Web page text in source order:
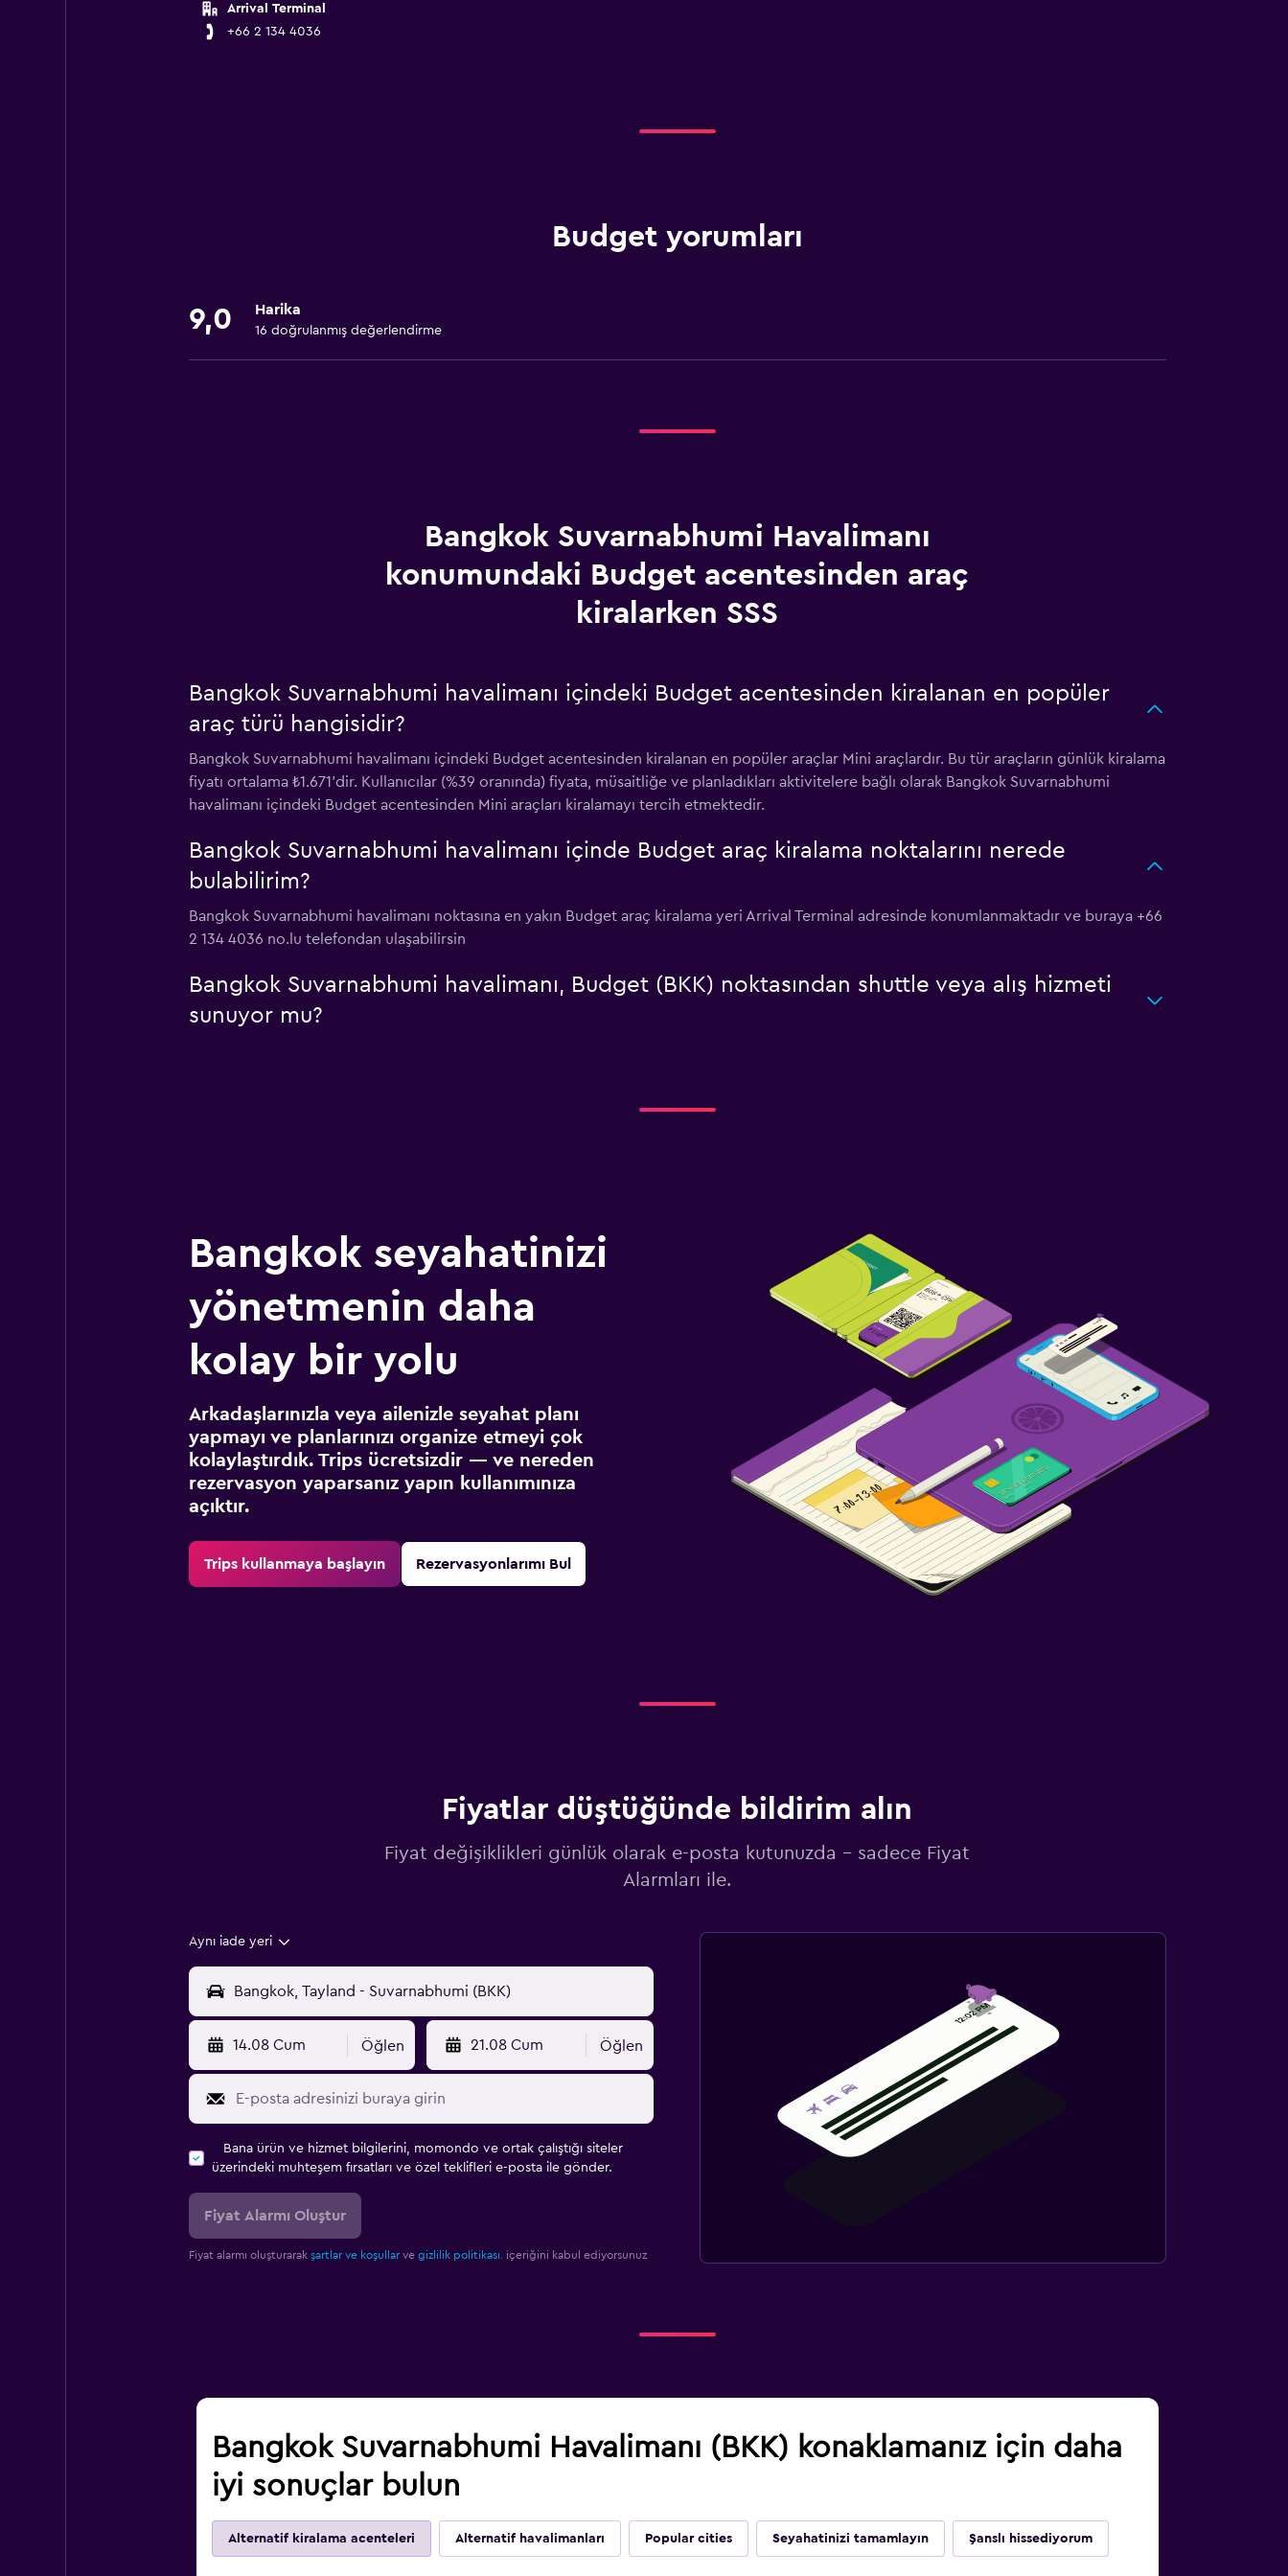
Arrival Terminal
+66 2 134 4036
Budget yorumları
9,0 Harika
16 doğrulanmış değerlendirme
Bangkok Suvarnabhumi Havalimanı
konumundaki Budget acentesinden araç
kiralarken SSS
Bangkok Suvarnabhumi havalimanı içindeki Budget acentesinden kiralanan en popüler
araç türü hangisidir?
Bangkok Suvarnabhumi havalimanı içindeki Budget acentesinden kiralanan en popüler araçlar Mini araçlardır. Bu tür araçların günlük kiralama
fiyatı ortalama ₺1.671'dir. Kullanıcılar (%39 oranında) fiyata, müsaitliğe ve planladıkları aktivitelere bağlı olarak Bangkok Suvarnabhumi
havalimanı içindeki Budget acentesinden Mini araçları kiralamayı tercih etmektedir.
Bangkok Suvarnabhumi havalimanı içinde Budget araç kiralama noktalarını nerede
bulabilirim?
Bangkok Suvarnabhumi havalimanı noktasına en yakın Budget araç kiralama yeri Arrival Terminal adresinde konumlanmaktadır ve buraya +66
2 134 4036 no.lu telefondan ulaşabilirsin
Bangkok Suvarnabhumi havalimanı, Budget (BKK) noktasından shuttle veya alış hizmeti
sunuyor mu?
Bangkok seyahatinizi
yönetmenin daha
kolay bir yolu
Arkadaşlarınızla veya ailenizle seyahat planı
yapmayı ve planlarınızı organize etmeyi çok
kolaylaştırdık. Trips ücretsizdir — ve nereden
rezervasyon yaparsanız yapın kullanımınıza
açıktır.
Trips kullanmaya başlayın Rezervasyonlarımı Bul
Fiyatlar düştüğünde bildirim alın
Fiyat değişiklikleri günlük olarak e-posta kutunuzda - sadece Fiyat
Alarmları ile.
Aynı iade yeri
14.08 Cum Öğlen 21.08 Cum Öğlen
Bana ürün ve hizmet bilgilerini, momondo ve ortak çalıştığı siteler
üzerindeki muhteşem fırsatları ve özel teklifleri e-posta ile gönder.
Fiyat Alarmı Oluştur
Fiyat alarmı oluşturarak şartlar ve koşullarve gizlilik politikası. içeriğini kabul ediyorsunuz
Bangkok Suvarnabhumi Havalimanı (BKK) konaklamanız için daha
iyi sonuçlar bulun
Alternatif kiralama acenteleri Alternatif havalimanları Popular cities Seyahatinizi tamamlayın Şanslı hissediyorum